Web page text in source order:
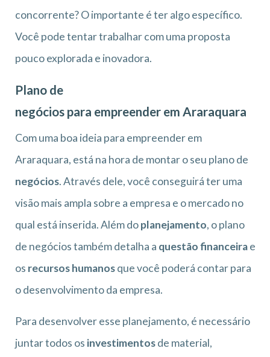
concorrente? O importante é ter algo específico.
Você pode tentar trabalhar com uma proposta
pouco explorada e inovadora.
Plano de
negócios para empreender em Araraquara
Com uma boa ideia para empreender em
Araraquara, está na hora de montar o seu plano de
negócios. Através dele, você conseguirá ter uma
visão mais ampla sobre a empresa e o mercado no
qual está inserida. Além doplanejamento, o plano
de negócios também detalha a questão financeirae
os recursos humanosque você poderá contar para
o desenvolvimento da empresa.
Para desenvolver esse planejamento, é necessário
juntar todos os investimentosde material,